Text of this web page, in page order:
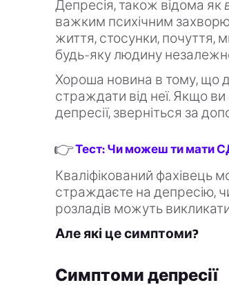
Депресія, також відома як
важким психічним
життя, стосунки, почуття,
будь-яку людину незалежно
Хороша новина в тому, що
страждати від неї. Якщо
депресії, зверніться за
👉Тест: Чи можеш ти мати
Кваліфікований фахівець
страждаєте на депресію,
розладів можуть
Але які це симптоми?
Симптоми депресії